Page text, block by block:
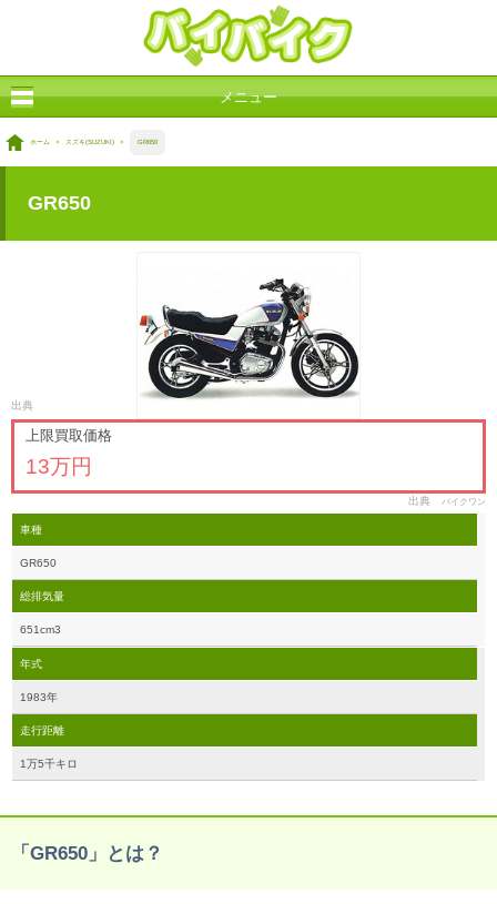
メニュー
ホーム > スズキ(SUZUKI) > GR650
GR650
上限買取価格
13万円
出典 バイクワン
出典
車種
GR650
総排気量
651cm3
年式
1983年
走行距離
1万5千キロ
「GR650」とは？